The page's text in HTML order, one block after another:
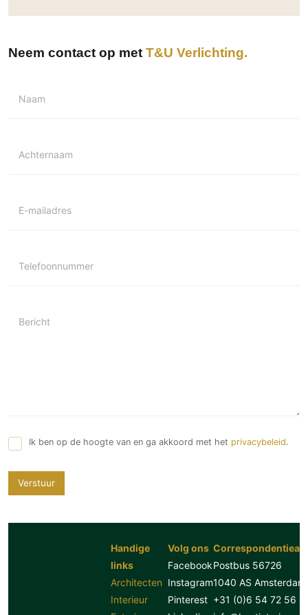
Neem contact op met T&U Verlichting
Naam
Achternaam
E-mailadres
Telefoonnummer
Bericht
Ik ben op de hoogte van en ga akkoord met het privacybeleid.
Verstuur
Handige
links
Architecten
Interieur
Volg ons
Facebook
Instagram
Pinterest
Postbus 56726
1040 AS Amsterdam
+31 (0)6 54 72 56